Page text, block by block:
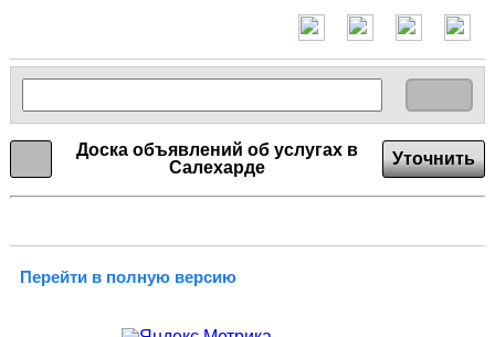
Доска объявлений об услугах в
Салехарде
Уточнить
Перейти в полную версию